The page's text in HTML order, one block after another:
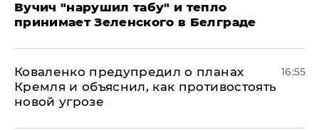
Вучич "нарушил табу" и тепло
принимает Зеленского в Белграде
Коваленко предупредил о планах
Кремля и объяснил, как противостоять
новой угрозе
16:55